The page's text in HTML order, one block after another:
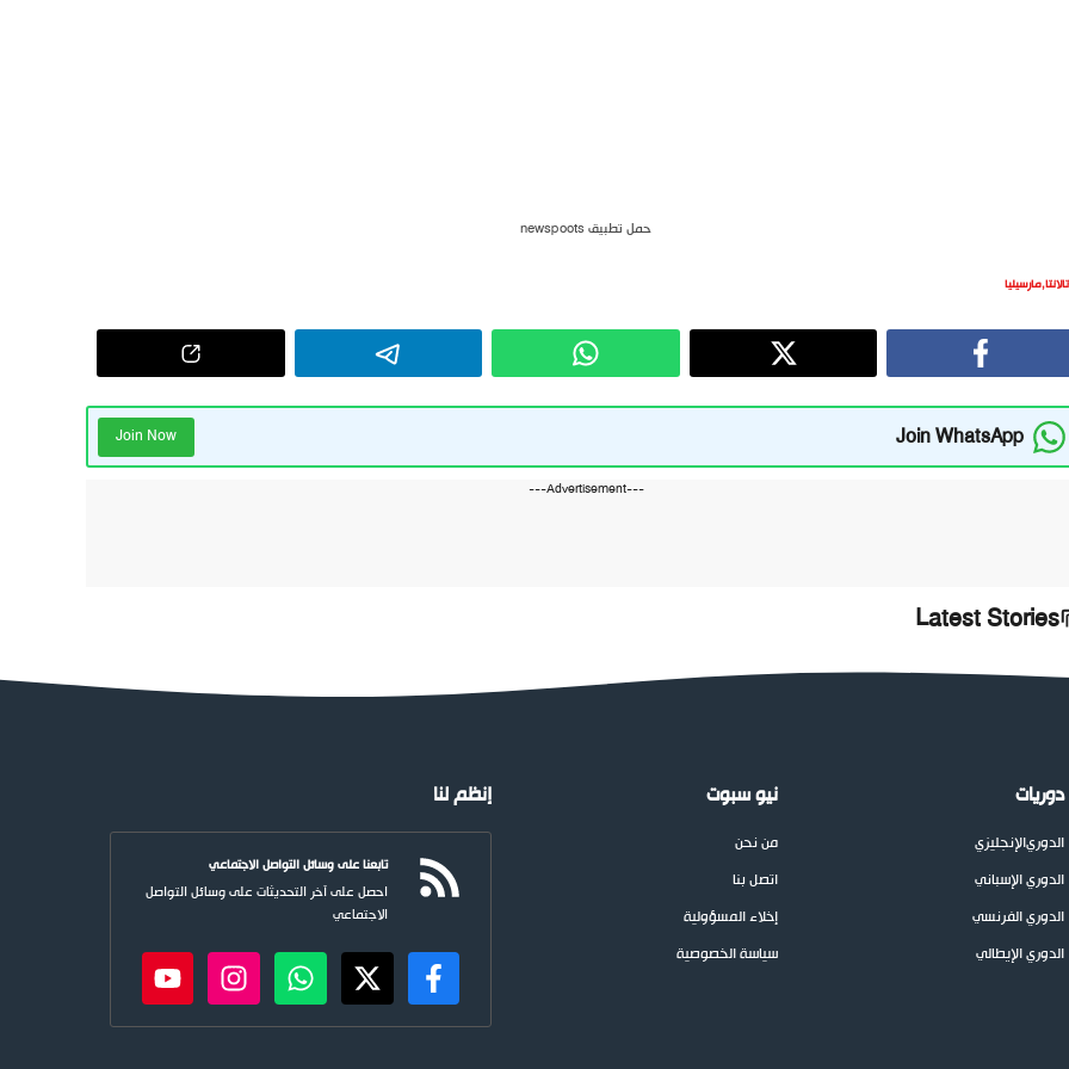
حمل تطبيق newspoots
,مارسيليا
Join WhatsApp
Join Now
---Advertisement---
Latest Stories
دوريات
الدوريالإنجليزي
الدوري الإسباني
الدوري الفرنسي
الدوري الإيطالي
نيو سبوت
من نحن
اتصل بنا
إخلاء المسؤولية
سياسة الخصوصية
إنظم لنا
تابعنا على وسائل التواصل الاجتماعي
احصل على آخر التحديثات على وسائل التواصل
الاجتماعي